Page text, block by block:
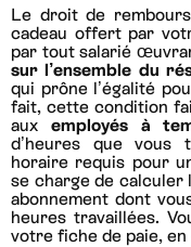
Le droit de
cadeau offert par
par tout salarié
sur l’ensemble du
qui prône l’égalité
fait, cette condition
aux employés à
d’heures que vous
horaire requis pour
se charge de calculer
abonnement dont
heures travaillées.
votre fiche de paie,